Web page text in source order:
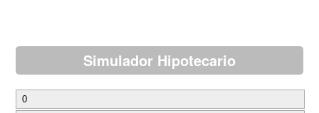
Simulador Hipotecario